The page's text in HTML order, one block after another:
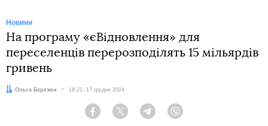
Новини
На програму «єВідновлення» для
переселенців перерозподілять 15 мільярдів
гривень
Автор:
Ольга Березюк Дата:
18:21, 17 грудня 2024
Facebook Twitter Telegram